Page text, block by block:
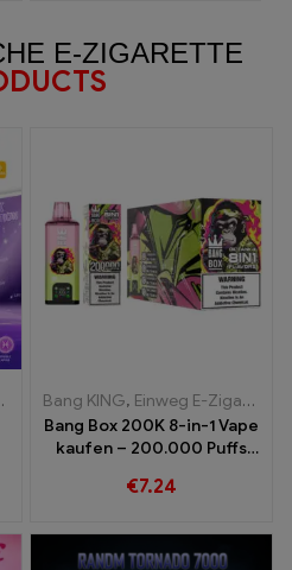
E-ZIGARETTE
,Einweg-E-Zigaretten Belgien
Bang KING, Einweg E-Zigaretten
Bang Box 200K 8-in-1 Vape
kaufen – 200.000 Puffs
€7.24